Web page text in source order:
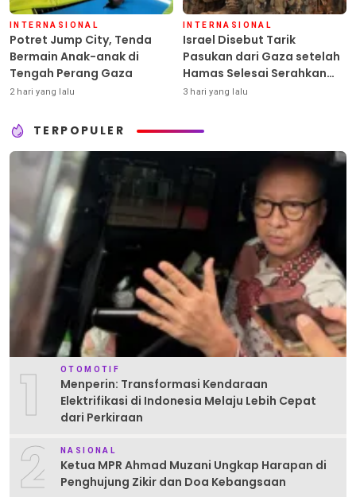
INTERNASIONAL
Potret Jump City, Tenda
Bermain Anak-anak di
Tengah Perang Gaza
2 hari yang lalu
INTERNASIONAL
Israel Disebut Tarik
Pasukan dari Gaza setelah
Hamas Selesai Serahkan
Senjata
3 hari yang lalu
TERPOPULER
1 OTOMOTIF
Menperin: Transformasi Kendaraan
Elektrifikasi di Indonesia Melaju Lebih Cepat
dari Perkiraan
2 NASIONAL
Ketua MPR Ahmad Muzani Ungkap Harapan di
Penghujung Zikir dan Doa Kebangsaan